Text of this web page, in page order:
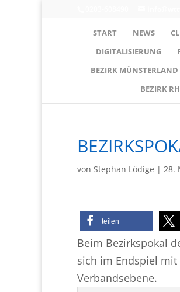
START NEWS
DIGITALISIERUNG
BEZIRK MÜNSTERLAND
BEZIRK
von Stephan Lödige | 28.
teilen
Beim Bezirkspokal
sich im Endspiel mit
Verbandsebene.